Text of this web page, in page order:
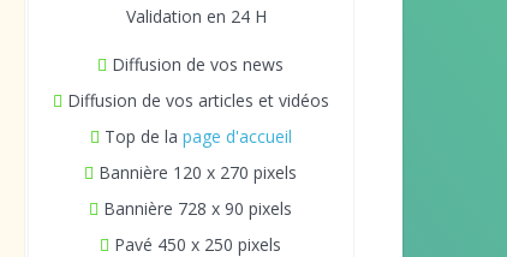
Validation en 24 H
Diffusion de vos news
Diffusion de vos articles et vidéos
Top de la page d'accueil
Bannière 120 x 270 pixels
Bannière 728 x 90 pixels
Pavé 450 x 250 pixels